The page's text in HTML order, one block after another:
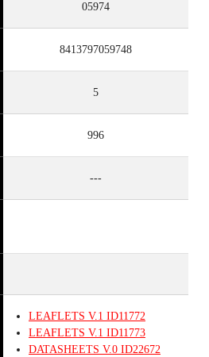
05974
8413797059748
5
996
---
LEAFLETS V.1 ID11772
LEAFLETS V.1 ID11773
DATASHEETS V.0 ID22672